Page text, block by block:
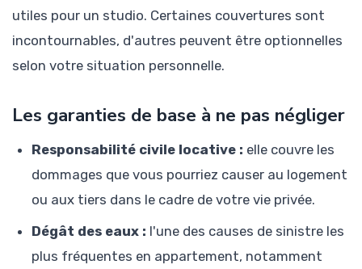
utiles pour un studio. Certaines couvertures sont
incontournables, d'autres peuvent être optionnelles
selon votre situation personnelle.
Les garanties de base à ne pas négliger
Responsabilité civile locative : elle couvre les
dommages que vous pourriez causer au logement
ou aux tiers dans le cadre de votre vie privée.
Dégât des eaux : l'une des causes de sinistre les
plus fréquentes en appartement, notamment